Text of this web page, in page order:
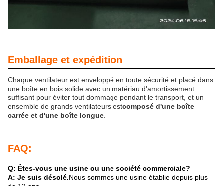
Emballage et expédition
Chaque ventilateur est enveloppé en toute sécurité et placé dans
une boîte en bois solide avec un matériau d'amortissement
suffisant pour éviter tout dommage pendant le transport, et un
ensemble de grands ventilateurs estcomposé d'une boîte
carrée et d'une boîte longue
FAQ:
Q: Êtes-vous une usine ou une société commerciale?
A: Je suis désolé.Nous sommes une usine établie depuis plus